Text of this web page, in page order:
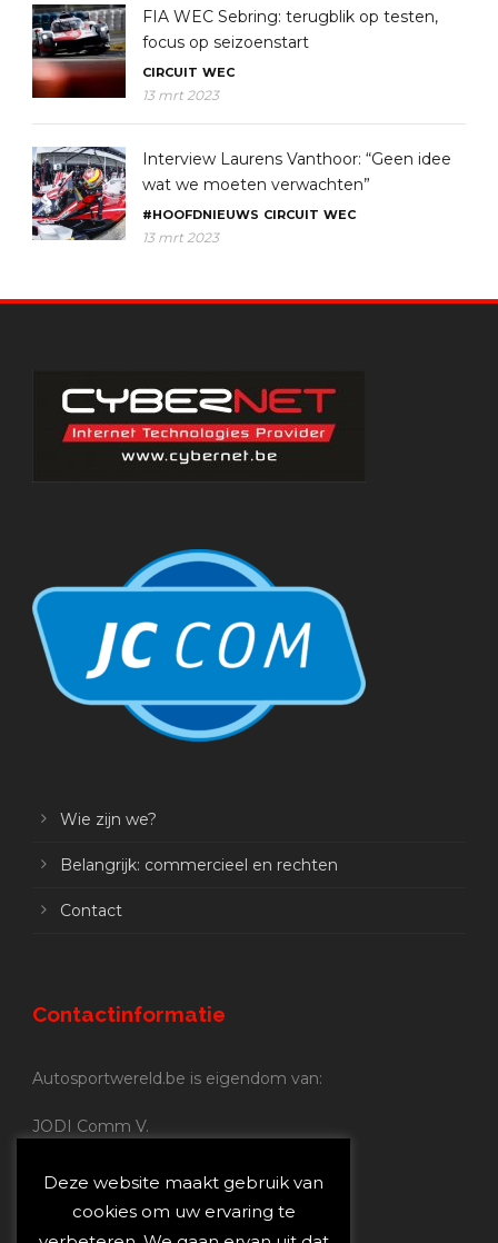
FIA WEC Sebring: terugblik op testen,
focus op seizoenstart
CIRCUIT WEC
13 mrt 2023
Interview Laurens Vanthoor: “Geen idee
wat we moeten verwachten”
#HOOFDNIEUWS CIRCUIT WEC
13 mrt 2023
Wie zijn we?
Belangrijk: commercieel en rechten
Contact
Contactinformatie
Autosportwereld.be is eigendom van:
JODI Comm V.
Nijverheidsstraat 70
2160 Wommelgem
Deze website maakt gebruik van
cookies om uw ervaring te